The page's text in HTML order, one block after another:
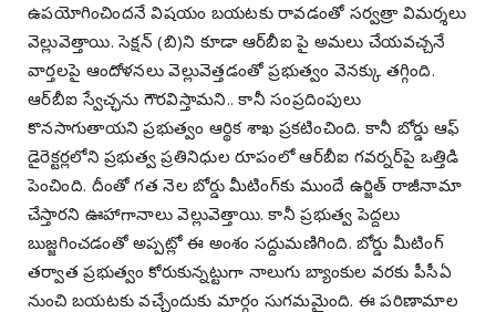
ఉపయోగించిందనే విషయం బయటకు రావడంతో సర్వత్రా విమర్శలు
వెల్లువెత్తాయి. సెక్షన్‌ (బి)ని కూడా ఆర్‌బీఐ పై అమలు చేయవచ్చనే
వార్తలపై ఆందోళనలు వెల్లువెత్తడంతో ప్రభుత్వం వెనక్కు తగ్గింది.
ఆర్‌బీఐ స్వేచ్ఛను గౌరవిస్తామని.. కానీ సంప్రదింపులు
కొనసాగుతాయని ప్రభుత్వం ఆర్థిక శాఖ ప్రకటించింది. కానీ బోర్డు ఆఫ్‌
డైరెక్టర్లలోని ప్రభుత్వ ప్రతినిధుల రూపంలో ఆర్‌బీఐ గవర్నర్‌పై ఒత్తిడి
పెంచింది. దీంతో గత నెల బోర్డు మీటింగ్‌కు ముందే ఉర్జిత్‌ రాజీనామా
చేస్తారని ఊహాగానాలు వెల్లువెత్తాయి. కానీ ప్రభుత్వ పెద్దలు
బుజ్జగించడంతో అప్పట్లో ఈ అంశం సద్దుమణిగింది. బోర్డు మీటింగ్‌
తర్వాత ప్రభుత్వం కోరుకున్నట్టుగా నాలుగు బ్యాంకుల వరకు పీసీఏ
నుంచి బయటకు వచ్చేందుకు మార్గం సుగమమైంది. ఈ పరిణామాల